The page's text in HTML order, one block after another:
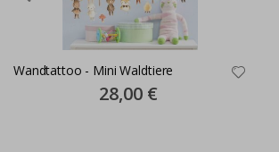
Wandtattoo - Mini Waldtiere
Special
Price
28,00 €